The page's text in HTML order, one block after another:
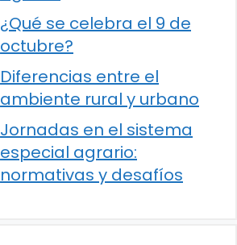
¿Qué se celebra el 9 de
octubre?
Diferencias entre el
ambiente rural y urbano
Jornadas en el sistema
especial agrario:
normativas y desafíos